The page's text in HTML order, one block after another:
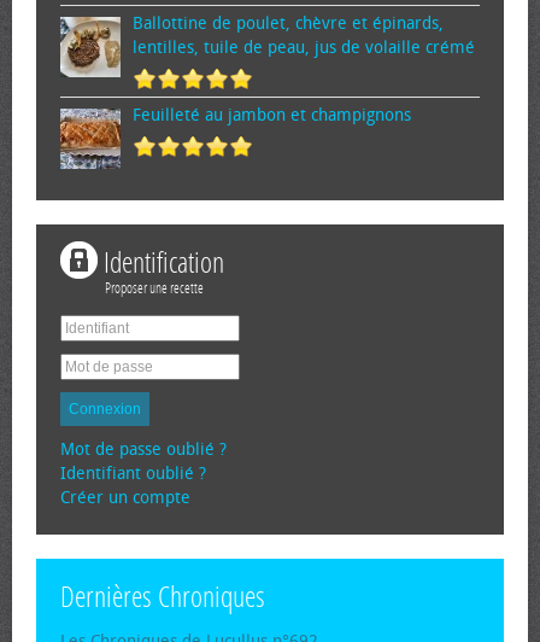
Ballottine de poulet, chèvre et épinards,
lentilles, tuile de peau, jus de volaille crémé
Feuilleté au jambon et champignons
Identification
Proposer une recette
Connexion
Mot de passe oublié ?
Identifiant oublié ?
Créer un compte
Dernières Chroniques